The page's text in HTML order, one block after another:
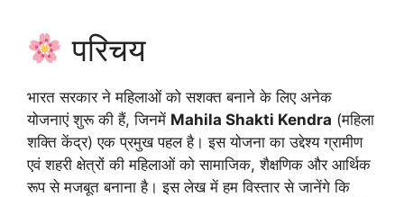
परिचय
भारत सरकार ने महिलाओं को सशक्त बनाने के लिए अनेक
योजनाएं शुरू की हैं, जिनमें Mahila Shakti Kendra (महिला
शक्ति केंद्र) एक प्रमुख पहल है। इस योजना का उद्देश्य ग्रामीण
एवं शहरी क्षेत्रों की महिलाओं को सामाजिक, शैक्षणिक और आर्थिक
रूप से मजबूत बनाना है। इस लेख में हम विस्तार से जानेंगे कि